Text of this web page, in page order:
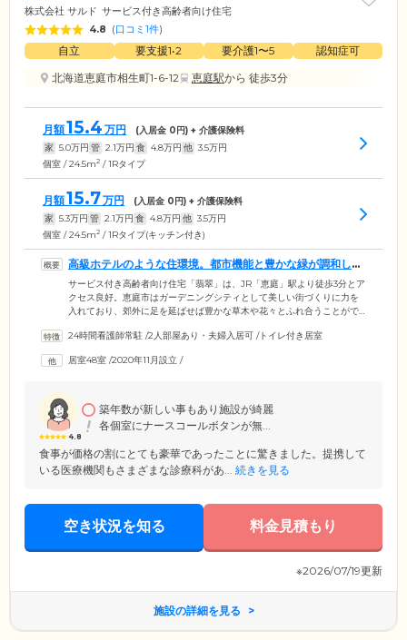
株式会社 サルド サービス付き高齢者向け住宅
4.8 (口コミ1件)
自立 要支援1•2 要介護1〜5
認知症可
北海道恵庭市相生町1-6-12
恵庭駅から 徒歩3分
月額15.4 万円 (入居金 0円) + 介護保険料
家 5.0万円 管 2.1万円 食 4.8万円 他 3.5万円
個室 / 24.5m2 / 1Rタイプ
月額15.7万円 (入居金 0円) + 介護保険料
家 5.3万円 管 2.1万円 食 4.8万円 他 3.5万円
個室 / 24.5m2 / 1Rタイプ(キッチン付き)
高級ホテルのような住環境。都市機能と豊かな緑が調和した
立地も魅力です
サービス付き高齢者向け住宅「翡翠」は、JR「恵庭」駅より徒歩3分とア
クセス良好。恵庭市はガーデニングシティとして美しい街づくりに力を
入れており、郊外に足を延ばせば豊かな草木や花々とふれ合うことがで
高級感と居心地のよさを実現。開放的なダイニングやエントランス、カ
ます。気分の向くままお好きな場所で、安らぎのひとときをお過ごしく
可能です。
24時間看護師常駐 /2人部屋あり・夫婦入居可 /トイレ付き居室
居室48室 /2020年11月設立 /
4.8
築年数が新しい事もあり施設が綺麗
各個室にナースコールボタンが無...
食事が価格の割にとても豪華であったことに驚きました。提携して
いる医療機関もさまざまな診療科があ... 続きを見る
空き状況を知る 料金見積もり
※2026/07/19更新
施設の詳細を見る